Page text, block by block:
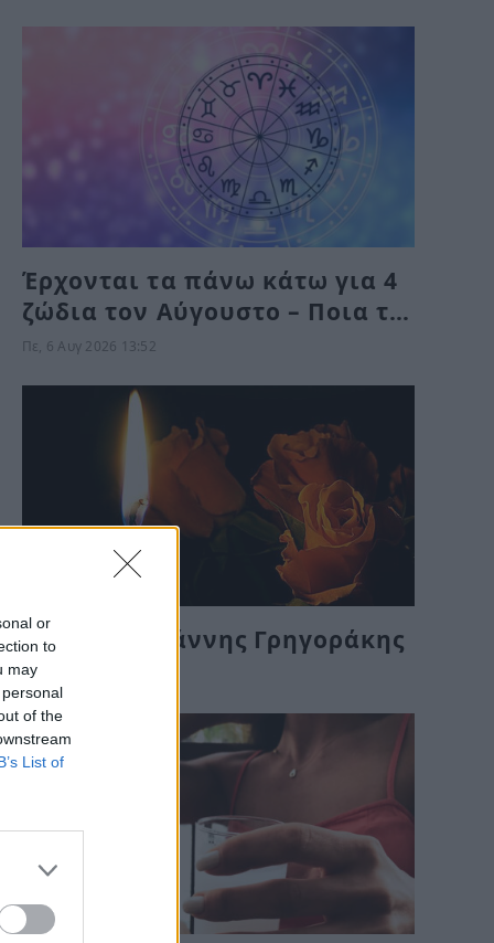
or
to
may
of the
List of
Έρχονται τα πάνω κάτω για 4
ζώδια τον Αύγουστο – Ποια τα
βρίσκουν σκούρα και ποια
Πε, 6 Αυγ 2026 13:52
Πέθανε ο Γιάννης Γρηγοράκης
Πε, 6 Αυγ 2026 13:42